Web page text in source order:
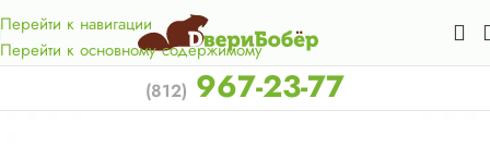
Перейти к навигации
Перейти к основному содержимому
км. от КАД.
(812) 967-23-77